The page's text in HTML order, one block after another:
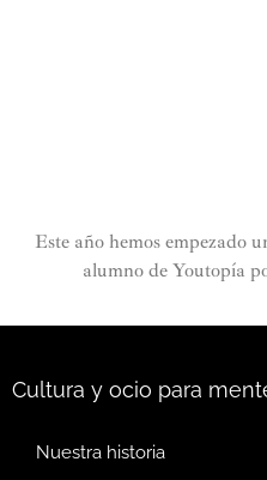
Este año hemos empezado
alumno de Youtopía
Cultura y ocio para
Nuestra historia